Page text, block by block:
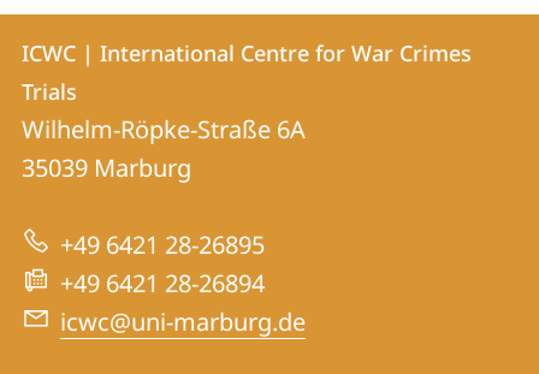
Kontakt
und
Informationen
zur
Website
Kontaktinformationen
ICWC
|
International
for
War
Crimes
Trials
ICWC | International Centre for War Crimes
Trials
Wilhelm-Röpke-Straße 6A
35039 Marburg
+49 6421 28-26895
+49 6421 28-26894
icwc@uni-marburg.de